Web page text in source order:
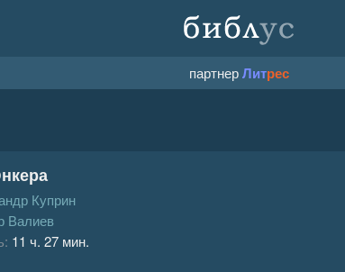
партнерЛитрес
Куприн
Валиев
11 ч. 27 мин.